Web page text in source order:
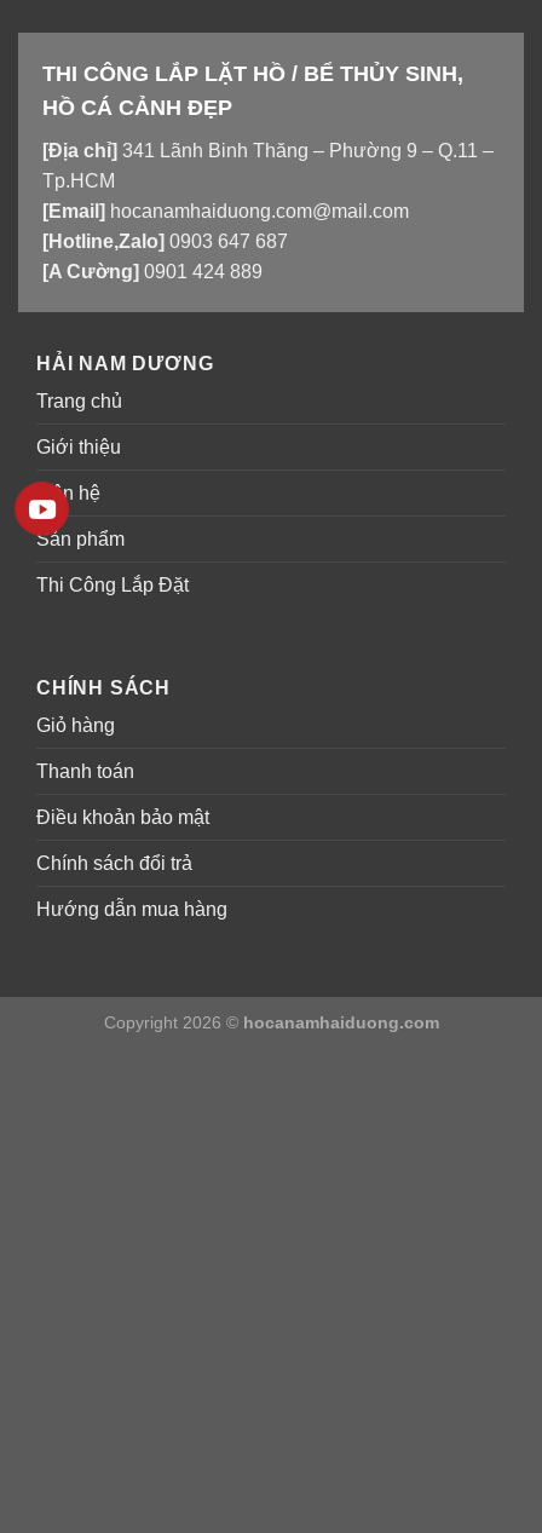
THI CÔNG LẮP LẶT HỒ / BỂ THỦY SINH,
HỒ CÁ CẢNH ĐẸP
[Địa chỉ] 341 Lãnh Binh Thăng – Phường 9 – Q.11 –
Tp.HCM
[Email] hocanamhaiduong.com@mail.com
[Hotline,Zalo] 0903 647 687
[A Cường] 0901 424 889
HẢI NAM DƯƠNG
Trang chủ
Giới thiệu
Liên hệ
Sản phẩm
Thi Công Lắp Đặt
CHÍNH SÁCH
Giỏ hàng
Thanh toán
Điều khoản bảo mật
Chính sách đổi trả
Hướng dẫn mua hàng
Copyright 2026 © hocanamhaiduong.com